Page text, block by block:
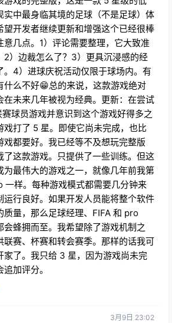
实中最身临其境的足球（不是足球）体
望开发者继续更新和增强这个已经很棒
意几点。1）评论需要整理，它大致准
2）边裁怎么了？3）更具沉浸感的经
。4）进球庆祝活动仅限于球场内。有
什么不好😁总的来说，这款游戏绝对
在未来几年被视为经典。更新：在尝试
赛球员游戏并意识到这个游戏好得多之
戏打了 5 星。即使它尚未完成，也比
戏都要好。我已经等不及想玩完整版
了这款游戏。只提供了一些训练。但这
为最伟大的游戏之一，就像几年前我第
一样。每种游戏模式都需要几分钟来
运行良好。如果开发人员能将整个软件
质量，那么足球经理、FIFA 和 pro
会蜂拥而至。我希望除了游戏机制之
联赛、杯赛和转会赛季。那样的话我可
家了。我只给 3 星，因为游戏尚未完
加评分。
3月9日 23:02